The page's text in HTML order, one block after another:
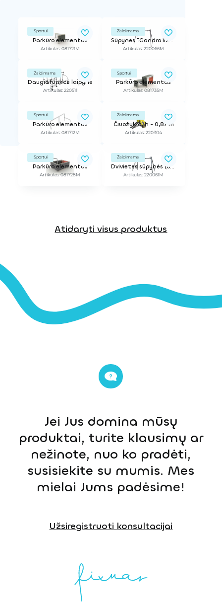
Sportui
Parkūro elementas
Artikulas: 081721M
Žaidimams
Sūpynės "Gandro lizdas" (be sėdynės)
Artikulas: 220066M
Žaidimams
Daugiafunkcė laipynė
Artikulas: 220511
Sportui
Parkūro elementas
Artikulas: 081735M
Sportui
Parkūro elementas
Artikulas: 081712M
Žaidimams
Čiuožykla, h - 0,87 m
Artikulas: 220304
Sportui
Parkūro elementas
Artikulas: 081728M
Žaidimams
Dvivietės sūpynės (be sėdynių)
Artikulas: 220061M
Atidaryti visus produktus
Jei Jus domina mūsų
produktai, turite klausimų ar
nežinote, nuo ko pradėti,
susisiekite su mumis. Mes
mielai Jums padėsime!
Užsiregistruoti konsultacijai